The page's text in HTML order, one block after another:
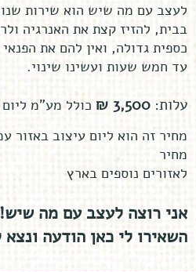
לעצב עם מה שיש הוא שירות
בבית, להזיז קצת את האנרגיה
כספית גדולה, ואין להם את
.עד חמש שעות ועשינו שינוי
עלות: 3,500
₪ כולל מע"מ ליום
מחיר זה הוא ליום עיצוב באזור
מחיר
לאזורים נוספים בארץ
!אני רוצה לעצב עם מה שיש
.השאירו לי כאן הודעה